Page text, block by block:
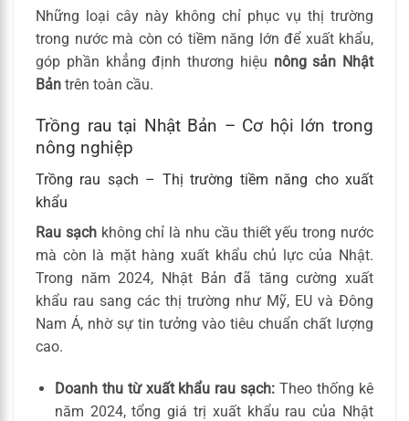
Những loại cây này không chỉ phục vụ thị trường
trong nước mà còn có tiềm năng lớn để xuất khẩu,
góp phần khẳng định thương hiệu nông sản Nhật
Bản trên toàn cầu.
Trồng rau tại Nhật Bản – Cơ hội lớn trong
nông nghiệp
Trồng rau sạch – Thị trường tiềm năng cho xuất
khẩu
Rau sạchkhông chỉ là nhu cầu thiết yếu trong nước
mà còn là mặt hàng xuất khẩu chủ lực của Nhật.
Trong năm 2024, Nhật Bản đã tăng cường xuất
khẩu rau sang các thị trường như Mỹ, EU và Đông
Nam Á, nhờ sự tin tưởng vào tiêu chuẩn chất lượng
cao.
Doanh thu từ xuất khẩu rau sạch: Theo thống kê
năm 2024, tổng giá trị xuất khẩu rau của Nhật